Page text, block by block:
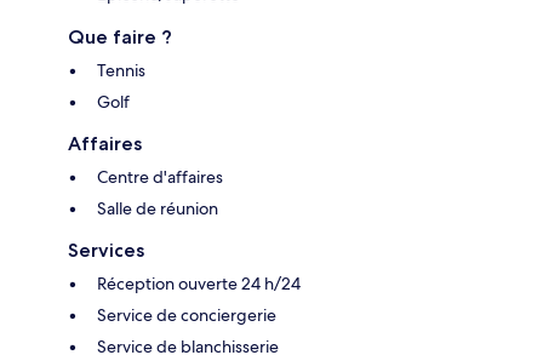
Que faire ?
Tennis
Golf
Affaires
Centre d'affaires
Salle de réunion
Services
Réception ouverte 24 h/24
Service de conciergerie
Service de blanchisserie